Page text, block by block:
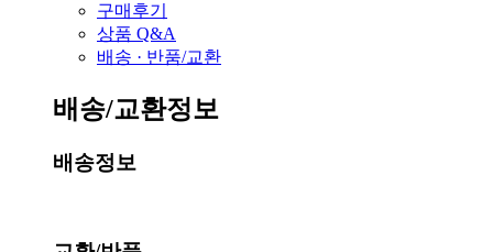
구매후기
상품 Q&A
배송 · 반품/교환
배송/교환정보
배송정보